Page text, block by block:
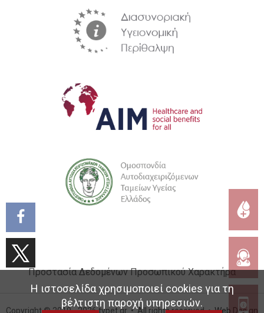
Προστασία Δεδομένων Προσωπικού Χαρακτήρα
Copyright © 2019 - 2026 typet.gr • All rights reserved •Web Design
Η ιστοσελίδα χρησιμοποιεί cookies για τη
βέλτιστη παροχή υπηρεσιών.